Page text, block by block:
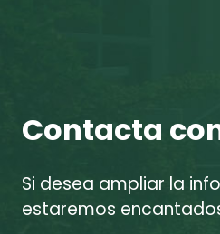
Contacta
Si desea ampliar la
estaremos